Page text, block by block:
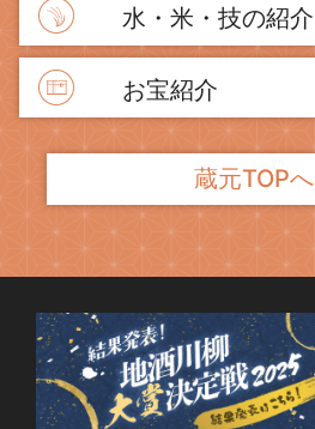
水・米・技の紹介
お宝紹介
蔵元TOPへ